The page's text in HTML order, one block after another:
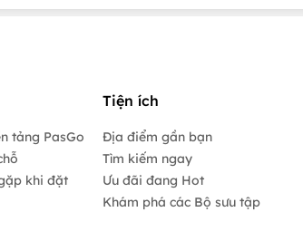
tảng PasGo
khi đặt
Tiện ích
Địa điểm gần bạn
Tìm kiếm ngay
Ưu đãi đang Hot
Khám phá các Bộ sưu tập